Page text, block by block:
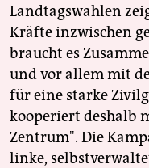
Landtagswahlen
Kräfte inzwischen
braucht es
und vor allem mit
für eine starke
kooperiert deshalb
Zentrum". Die
linke,